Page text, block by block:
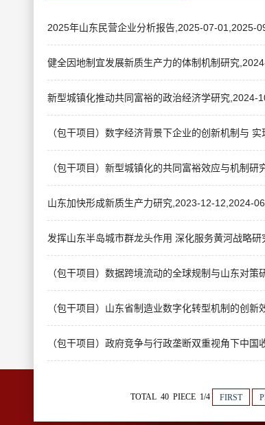
2025年山东民营企业分析报告,2025-07-01,2025-
健全因地制宜发展新质生产力的体制机制研究
新型城镇化推动共同富裕的政治经济学研究,2024-
（包干项目）数字经济背景下企业的创新机制与
（包干项目）新型城镇化的共同富裕效应与机制
山东加快形成新质生产力研究,2023-12-12,2024-
发挥山东半岛城市群龙头作用 深化服务黄河战略
（包干项目）数据跨境流动的全球规制与山东对
（包干项目）山东省制造业数字化转型机制的创
（包干项目）政府竞争与行政垄断双重视角下中
TOTAL 40 PIECE 1/4 FIRST